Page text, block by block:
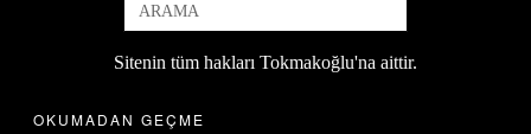
Sitenin tüm hakları Tokmakoğlu'na aittir.
OKUMADAN GEÇME